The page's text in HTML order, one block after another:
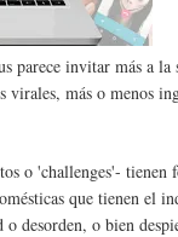
parece invitar más a
más o menos
o 'challenges'-
que tienen el
desorden, o bien